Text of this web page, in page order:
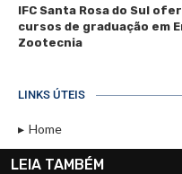
IFC Santa Rosa do Sul
cursos de graduação em
Zootecnia
LINKS ÚTEIS
Home
Assinar
LEIA TAMBÉM